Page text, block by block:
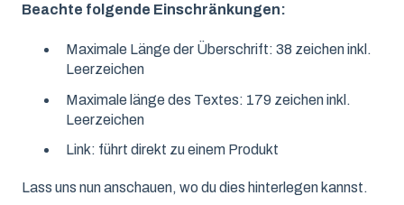
Beachte folgende Einschränkungen:
Maximale Länge der Überschrift: 38 zeichen inkl.
Leerzeichen
Maximale länge des Textes: 179 zeichen inkl.
Leerzeichen
Link: führt direkt zu einem Produkt
Lass uns nun anschauen, wo du dies hinterlegen kannst.